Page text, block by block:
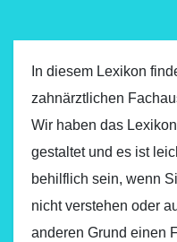
In diesem Lexikon
zahnärztlichen
Wir haben das
gestaltet und es ist
behilflich sein, wenn
nicht verstehen oder
anderen Grund einen